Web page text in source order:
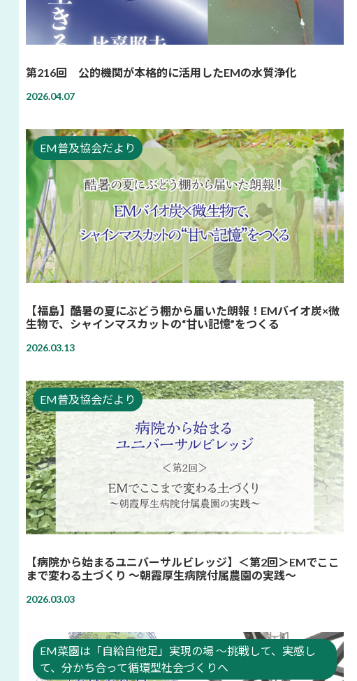
第216回 公的機関が本格的に活用したEMの水質浄化
2026.04.07
EM普及協会だより
【福島】酷暑の夏にぶどう棚から届いた朗報！EMバイオ炭×微
生物で、シャインマスカットの“甘い記憶”をつくる
2026.03.13
EM普及協会だより
【病院から始まるユニバーサルビレッジ】＜第2回＞EMでここ
まで変わる土づくり 〜朝霞厚生病院付属農園の実践〜
2026.03.03
EM菜園は「自給自他足」実現の場 ～挑戦して、実感し
て、分かち合って循環型社会づくりへ